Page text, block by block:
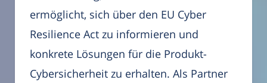
ermöglicht, sich über den EU Cyber
Resilience Act zu informieren und
konkrete Lösungen für die Produkt-
Cybersicherheit zu erhalten. Als Partner